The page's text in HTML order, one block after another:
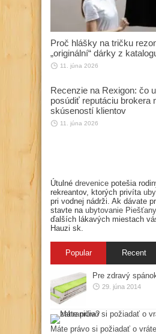
Proč hlášky na tričku
„originální“ dárky z
11. júna 2026
Recenzie na Rexigon: čo
posúdiť reputáciu brokera
skúseností klientov
11. júna 2026
Útulné drevenice potešia
rekreantov, ktorých privíta
pri vodnej nádrži. Ak dávate
stavte na ubytovanie Piešťany
ďalších lákavých miestach
Hauzi sk.
Popular Recent
Pre zdravý
29. júna 2014
Máte právo si požiadať o